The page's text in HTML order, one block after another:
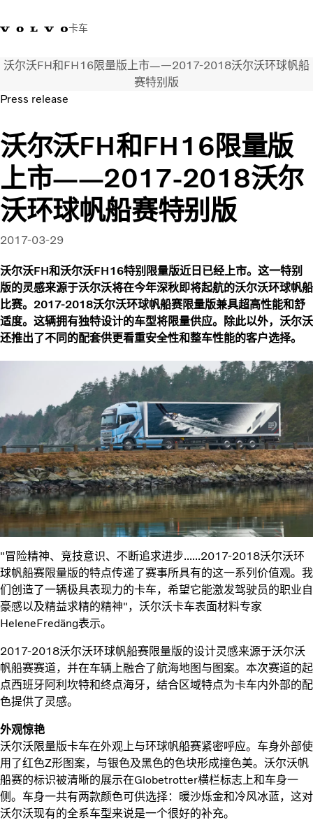
卡车
400 818 8999沃尔沃卡车商店登录查找经销商中国
卡车
服务
经销商定位
新闻和媒体
关于我们
联系我们
沃尔沃FH和FH16限量版上市——2017-2018沃尔沃环球帆船
赛特别版
Press release
沃尔沃FH和FH16限量版
上市——2017-2018沃尔
沃环球帆船赛特别版
2017-03-29
沃尔沃FH和沃尔沃FH16特别限量版近日已经上市。这一特别
版的灵感来源于沃尔沃将在今年深秋即将起航的沃尔沃环球帆船
比赛。2017-2018沃尔沃环球帆船赛限量版兼具超高性能和舒
适度。这辆拥有独特设计的车型将限量供应。除此以外，沃尔沃
还推出了不同的配套供更看重安全性和整车性能的客户选择。
"冒险精神、竞技意识、不断追求进步......2017-2018沃尔沃环
球帆船赛限量版的特点传递了赛事所具有的这一系列价值观。我
们创造了一辆极具表现力的卡车，希望它能激发驾驶员的职业自
豪感以及精益求精的精神"，沃尔沃卡车表面材料专家
HeleneFredäng表示。
2017-2018沃尔沃环球帆船赛限量版的设计灵感来源于沃尔沃
帆船赛赛道，并在车辆上融合了航海地图与图案。本次赛道的起
点西班牙阿利坎特和终点海牙，结合区域特点为卡车内外部的配
色提供了灵感。
外观惊艳
沃尔沃限量版卡车在外观上与环球帆船赛紧密呼应。车身外部使
用了红色Z形图案，与银色及黑色的色块形成撞色美。沃尔沃帆
船赛的标识被清晰的展示在Globetrotter横栏标志上和车身一
侧。车身一共有两款颜色可供选择：暖沙烁金和冷风冰蓝，这对
沃尔沃现有的全系车型来说是一个很好的补充。